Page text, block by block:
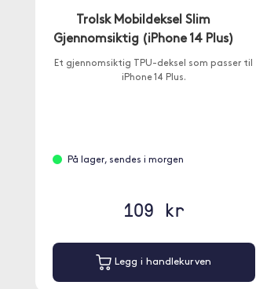
Trolsk Mobildeksel Slim
Gjennomsiktig (iPhone 14 Plus)
Et gjennomsiktig TPU-deksel som passer til
iPhone 14 Plus.
På lager, sendes i morgen
109 kr
Legg i handlekurven